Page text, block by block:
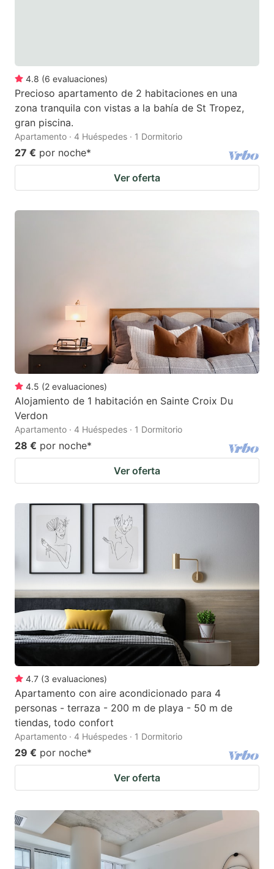
4.8 (6 evaluaciones)
Precioso apartamento de 2 habitaciones en una
zona tranquila con vistas a la bahía de St Tropez,
gran piscina.
Apartamento · 4 Huéspedes · 1 Dormitorio
27 € por noche*
Ver oferta
4.5 (2 evaluaciones)
Alojamiento de 1 habitación en Sainte Croix Du
Verdon
Apartamento · 4 Huéspedes · 1 Dormitorio
28 € por noche*
Ver oferta
4.7 (3 evaluaciones)
Apartamento con aire acondicionado para 4
personas - terraza - 200 m de playa - 50 m de
tiendas, todo confort
Apartamento · 4 Huéspedes · 1 Dormitorio
29 € por noche*
Ver oferta